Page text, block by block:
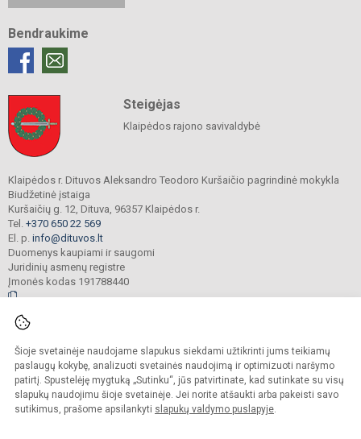
Šioje svetainėje naudojame slapukus siekdami užtikrinti jums teikiamų
paslaugų kokybę, analizuoti svetainės naudojimą ir optimizuoti naršymo
patirtį. Spustelėję mygtuką „Sutinku“, jūs patvirtinate, kad sutinkate su visų
slapukų naudojimu šioje svetainėje. Jei norite atšaukti arba pakeisti savo
sutikimus, prašome apsilankyti slapukų valdymo puslapyje.
Bendraukime
Steigėjas
Klaipėdos rajono savivaldybė
Klaipėdos r. Dituvos Aleksandro Teodoro Kuršaičio pagrindinė mokykla
Biudžetinė įstaiga
Kuršaičių g. 12, Dituva, 96357 Klaipėdos r.
Tel. +370 650 22 569
El. p. info@dituvos.lt
Duomenys kaupiami ir saugomi
Juridinių asmenų registre
Įmonės kodas 191788440
Visos teisės saugomos. Kopijuoti turinį be raštiško įstaigos administracijos
sutikimo griežtai draudžiama.
Prieinamumo paraiška Slapukų politika
Sumanus būdas atnaujinti